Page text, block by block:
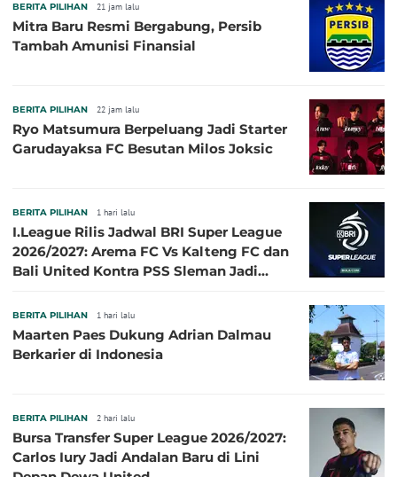
BERITA PILIHAN 21 jam lalu
Mitra Baru Resmi Bergabung, Persib
Tambah Amunisi Finansial
BERITA PILIHAN 22 jam lalu
Ryo Matsumura Berpeluang Jadi Starter
Garudayaksa FC Besutan Milos Joksic
BERITA PILIHAN 1 hari lalu
I.League Rilis Jadwal BRI Super League
2026/2027: Arema FC Vs Kalteng FC dan
Bali United Kontra PSS Sleman Jadi
BERITA PILIHAN 1 hari lalu
Maarten Paes Dukung Adrian Dalmau
Berkarier di Indonesia
BERITA PILIHAN 2 hari lalu
Bursa Transfer Super League 2026/2027:
Carlos Iury Jadi Andalan Baru di Lini